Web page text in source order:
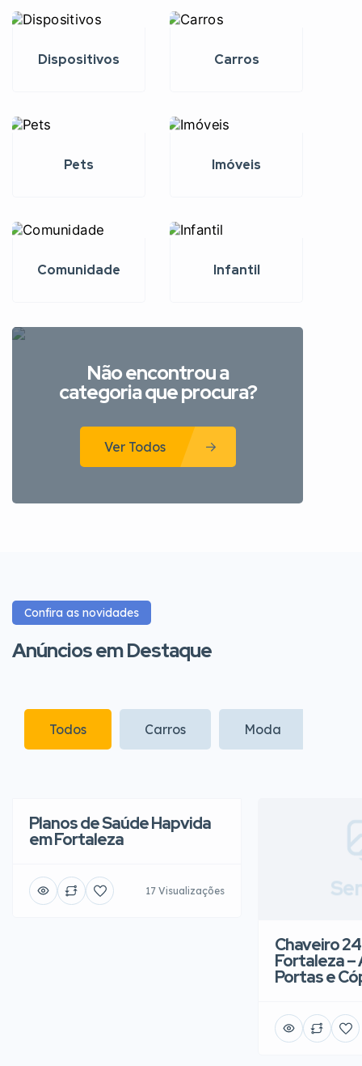
Dispositivos Carros
Pets Imóveis
Comunidade Infantil
Não encontrou a
categoria que procura?
Ver Todos
Confira as novidades
Anúncios em Destaque
Todos Carros Moda
Planos de Saúde Hapvida
em Fortaleza
17 Visualizações
Chaveiro
Fortaleza
Portas e